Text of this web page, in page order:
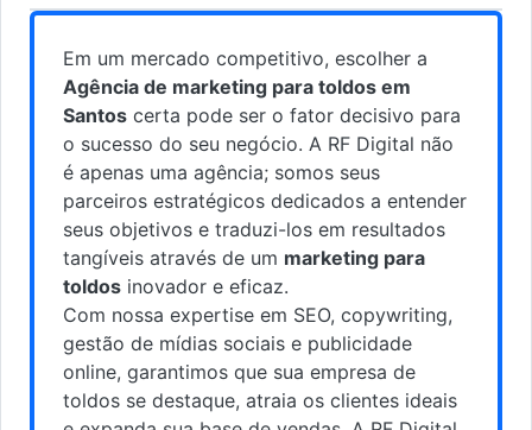
Em um mercado competitivo, escolher a
Agência de marketing para toldos em
Santos certa pode ser o fator decisivo para
o sucesso do seu negócio. A RF Digital não
é apenas uma agência; somos seus
parceiros estratégicos dedicados a entender
seus objetivos e traduzi-los em resultados
tangíveis através de um marketing para
toldos inovador e eficaz.
Com nossa expertise em SEO, copywriting,
gestão de mídias sociais e publicidade
online, garantimos que sua empresa de
toldos se destaque, atraia os clientes ideais